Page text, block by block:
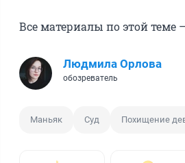
Все материалы по этой теме
Людмила Орлова
обозреватель
Маньяк Суд Похищение